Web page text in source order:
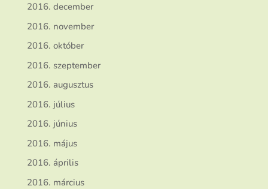
2016. december
2016. november
2016. október
2016. szeptember
2016. augusztus
2016. július
2016. június
2016. május
2016. április
2016. március